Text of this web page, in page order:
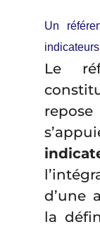
Un
indicateurs
Le
d’une
la